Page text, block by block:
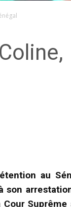
au
Suprême